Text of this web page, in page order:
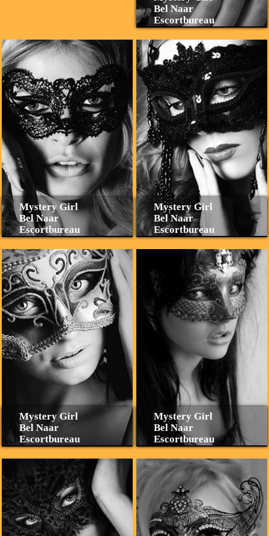
Bel Naar
Escortbureau
Mystery Girl
Bel Naar
Escortbureau
Mystery Girl
Bel Naar
Escortbureau
Mystery Girl
Bel Naar
Escortbureau
Mystery Girl
Bel Naar
Escortbureau